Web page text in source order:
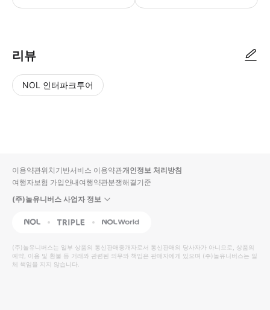
리뷰
NOL 인터파크투어
입니
다.
높
은
순
동
영
상
순
상
이용약관위치기반서비스 이용약관개인정보 처리방침
여행자보험 가입안내여행약관분쟁해결기준
(주)놀유니버스 사업자 정보
NOL Triple Interpark Global
(주)놀유니버스는 일부 상품의 통신판매중개자로서 통신판매의 당사자가 아니므로, 상품의
예약, 이용 및 환불 등 거래와 관련된 의무와 책임은 판매자에게 있으며 (주)놀유니버스는 일
체 책임을 지지 않습니다.